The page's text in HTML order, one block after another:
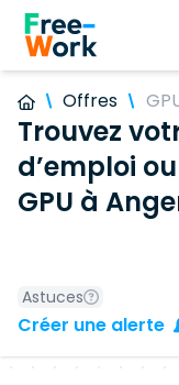
Offres
Trouvez
d’emploi
GPU à
Astuces
Créer une alerte